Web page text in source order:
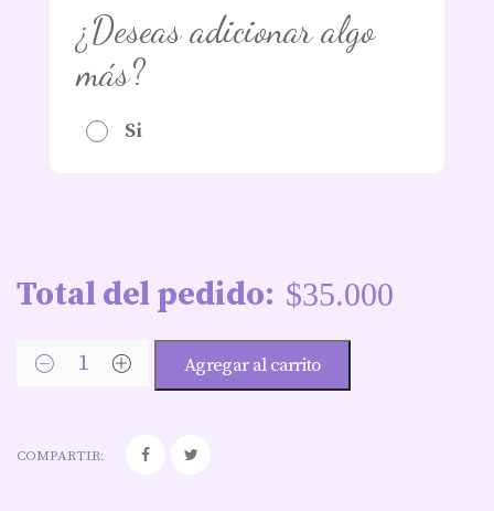
¿Deseas adicionar algo
más?
Si
Total del pedido: $35.000
Agregar al carrito
COMPARTIR: